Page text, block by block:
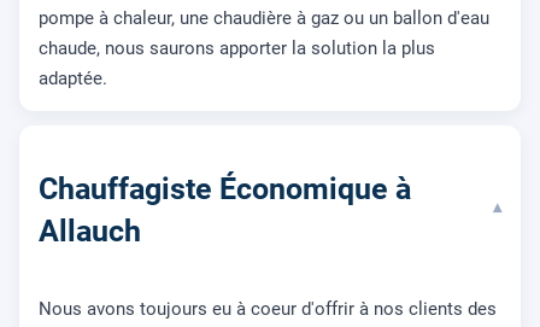
pompe à chaleur, une chaudière à gaz ou un ballon d'eau
chaude, nous saurons apporter la solution la plus
adaptée.
Chauffagiste Économique à
Allauch
▾
Nous avons toujours eu à coeur d'offrir à nos clients des